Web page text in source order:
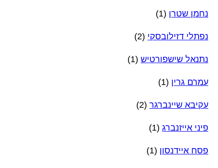
נחמן שטרן (1)
נפתלי דזילובסקי (2)
נתנאל שישפורטיש (1)
עמרם גרין (1)
עקיבא שיינברגר (2)
פיני אייזנברג (1)
פסח איידנסון (1)